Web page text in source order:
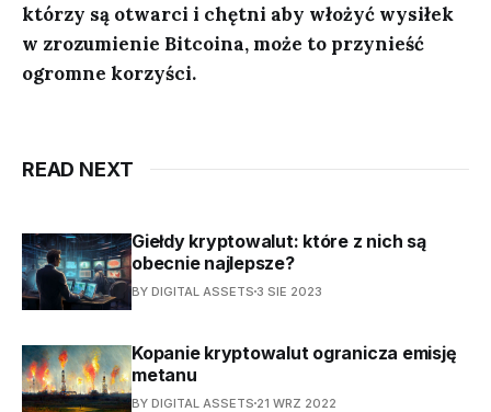
którzy są otwarci i chętni aby włożyć wysiłek
w zrozumienie Bitcoina, może to przynieść
ogromne korzyści.
READ NEXT
Giełdy kryptowalut: które z nich są
obecnie najlepsze?
BY DIGITAL ASSETS 3 SIE 2023
Kopanie kryptowalut ogranicza emisję
metanu
BY DIGITAL ASSETS 21 WRZ 2022